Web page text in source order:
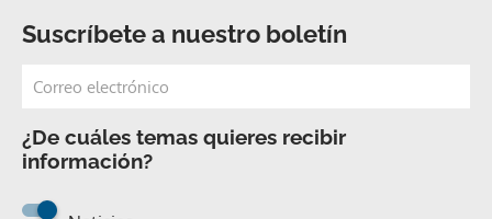
Suscríbete a nuestro boletín
¿De cuáles temas quieres recibir
información?